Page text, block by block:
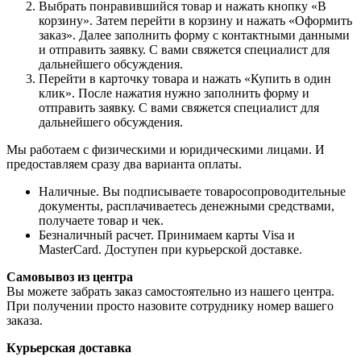
Выбрать понравившийся товар и нажать кнопку «В
корзину». Затем перейти в корзину и нажать «Оформить
заказ». Далее заполнить форму с контактными данными
и отправить заявку. С вами свяжется специалист для
дальнейшего обсуждения.
Перейти в карточку товара и нажать «Купить в один
клик». После нажатия нужно заполнить форму и
отправить заявку. С вами свяжется специалист для
дальнейшего обсуждения.
Мы работаем с физическими и юридическими лицами. И
предоставляем сразу два варианта оплаты.
Наличные. Вы подписываете товаросопроводительные
документы, расплачиваетесь денежными средствами,
получаете товар и чек.
Безналичный расчет. Принимаем карты Visa и
MasterCard. Доступен при курьерской доставке.
Самовывоз из центра
Вы можете забрать заказ самостоятельно из нашего центра.
При получении просто назовите сотруднику номер вашего
заказа.
Курьерская доставка